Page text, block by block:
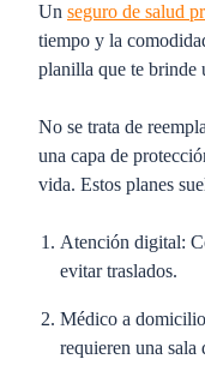
Un seguro de salud
tiempo y la
planilla que te brinde
No se trata de
una capa de
vida. Estos planes
Atención digital:
evitar traslados.
Médico a
requieren una sala